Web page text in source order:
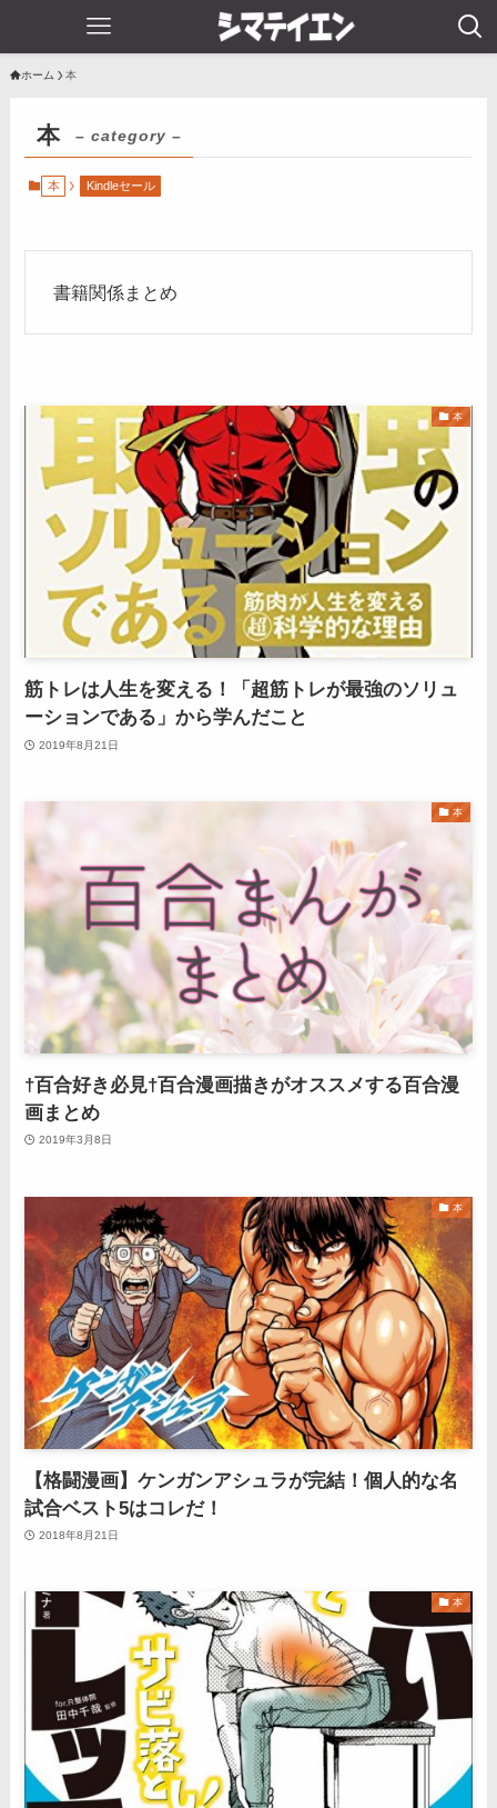
ホーム 本
本 – category –
本 Kindleセール
書籍関係まとめ
本
筋トレは人生を変える！「超筋トレが最強のソリュ
ーションである」から学んだこと
2019年8月21日
本
†百合好き必見†百合漫画描きがオススメする百合漫
画まとめ
2019年3月8日
本
【格闘漫画】ケンガンアシュラが完結！個人的な名
試合ベスト5はコレだ！
2018年8月21日
本